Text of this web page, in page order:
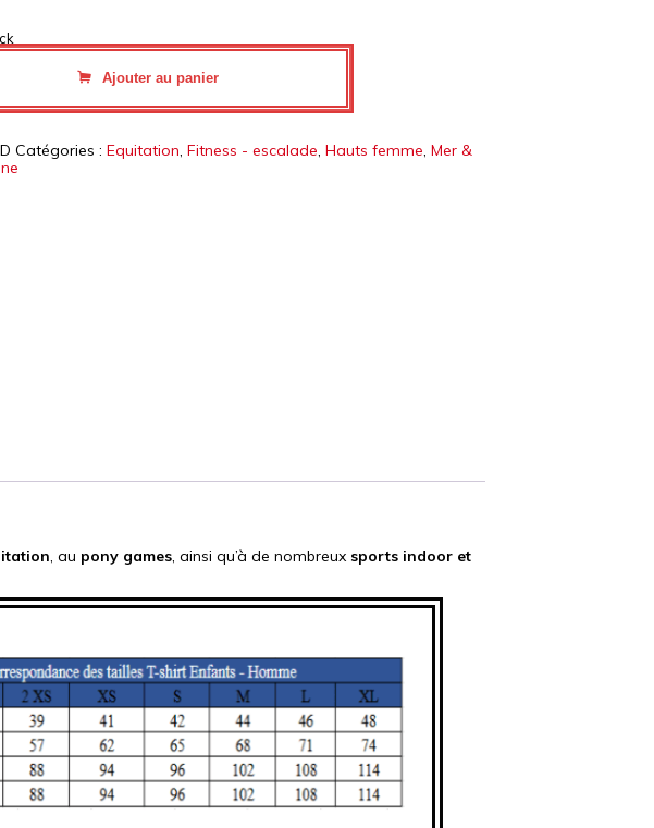
Ajouter au panier
Catégories : Equitation, Fitness - escalade, Hauts femme, Mer &
, au pony games , ainsi qu’à de nombreux sports indoor et